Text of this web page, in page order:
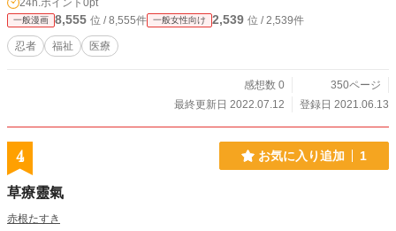
24h.ポイント 0pt
一般漫画 8,555 位 / 8,555件 一般女性向け 2,539 位 / 2,539件
忍者 福祉 医療
感想数 0
350ページ
最終更新日 2022.07.12
登録日 2021.06.13
4 お気に入り追加 1
草療靈氣
赤根たすき